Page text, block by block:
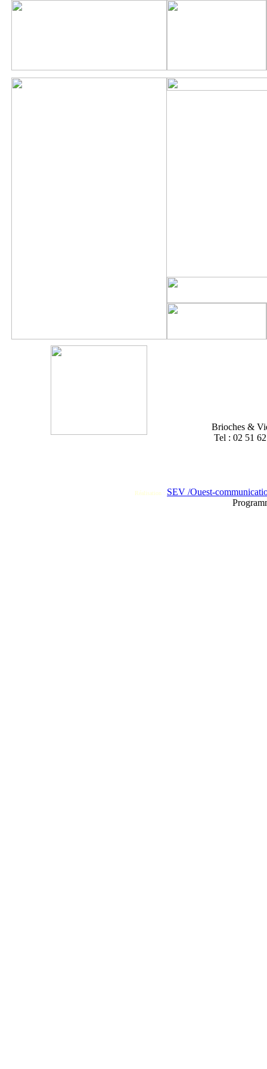
Brioches &
Tel : 02 51
Réalisation : SEV /Ouest-